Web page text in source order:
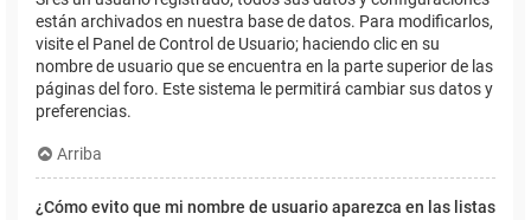
están archivados en nuestra base de datos. Para modificarlos,
visite el Panel de Control de Usuario; haciendo clic en su
nombre de usuario que se encuentra en la parte superior de las
páginas del foro. Este sistema le permitirá cambiar sus datos y
preferencias.
Arriba
¿Cómo evito que mi nombre de usuario aparezca en las listas